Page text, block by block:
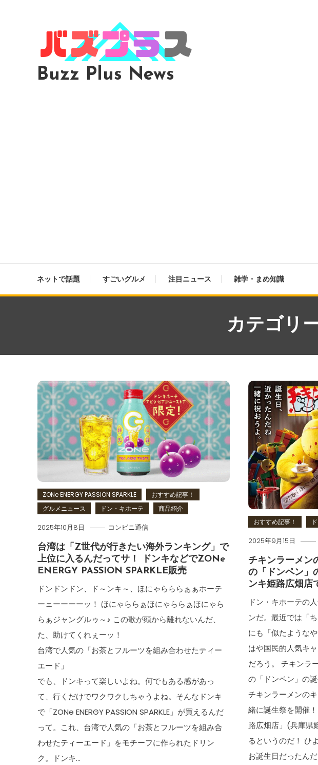
Buzz Plus News
ネットで話題 すごいグルメ 注目ニュース 雑学・まめ知識
カテゴリ
ZONe ENERGY PASSION SPARKLE
おすすめ記事！
グルメニュース
ドン・キホーテ 商品紹介
2025年10月8日 コンビニ通信
台湾は「Z世代が行きたい海外ランキング」で
上位に入るんだってサ！ ドンキなどでZONe
ENERGY PASSION SPARKLE販売
ドンドンドン、ド～ンキ～、ほにゃらららぁぁホーテ
ーェーーーーッ！ ほにゃららぁほにゃららぁほにゃら
らぁジャングルゥ～♪ この歌が頭から離れないんだ、
た、助けてくれぇーッ！
台湾で人気の「お茶とフルーツを組み合わせたティー
エード」
でも、ドンキって楽しいよね。何でもある感があっ
て、行くだけでワクワクしちゃうよね。そんなドンキ
で「ZONe ENERGY PASSION SPARKLE」が買えるんだ
って。これ、台湾で人気の「お茶とフルーツを組み合
わせたティーエード」をモチーフに作られたドリン
ク。ドンキ…
おすすめ記事！
2025年9月15日
チキンラーメン
の「ドンペン」
ンキ姫路広畑店
ドン・キホーテの
ンだ。最近では「
にも「似たような
はや国民的人気キ
だろう。 チキンラ
の「ドンペン」の
チキンラーメンの
緒に誕生祭を開催
路広畑店」(兵庫県
るというのだ！ ひ
お誕生日だったん